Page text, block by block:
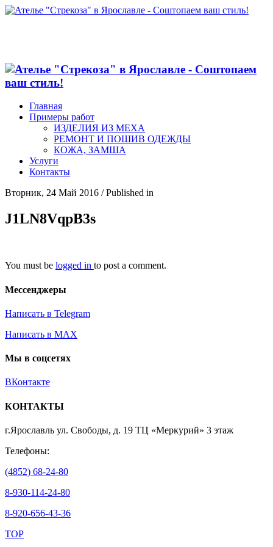
Главная
Примеры работ
ИЗДЕЛИЯ ИЗ МЕХА
РЕМОНТ И ПОШИВ ОДЕЖДЫ
КОЖА, ЗАМША
Услуги
Контакты
Вторник, 24 Май 2016 /Published in
J1LN8VqpB3s
You must be logged in to post a comment.
Мессенджеры
Написать в Telegram
Написать в MAX
Мы в соцсетях
ВКонтакте
КОНТАКТЫ
г.Ярославль ул. Свободы, д. 19 ТЦ «Меркурий» 3 этаж
Телефоны:
(4852) 68-24-80
8-930-114-24-80
8-920-656-43-36
TOP